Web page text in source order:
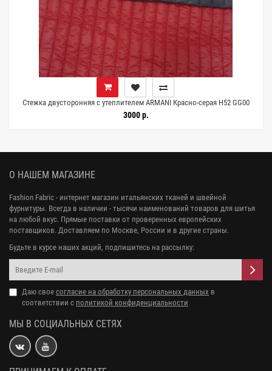
Стежка двусторонняя с утеплителем ARMANI Красно-серая H52 GG00
19052662
3000 р.
О НАШЕМ МАГАЗИНЕ
Fashion Fabric - интернет магазин итальянских тканей и швейной
фурнитуры. Всегда в наличии - тысячи наименований товаров для шитья
на любой вкус. Прямые поставки от проверенных европейских
поставщиков. Доставляем по Москве, России и в другие страны.
Будьте в курсе наших акций, подпишитесь на рассылку:
Даю свое согласие на обработку персональных данных в
соответствии с политикой конфиденциальности
МЫ В СОЦИАЛЬНЫХ СЕТЯХ